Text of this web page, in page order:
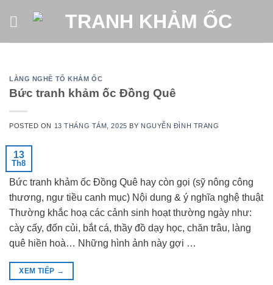
LÀNG NGHỀ TỔ KHẢM ỐC
Bức tranh khảm ốc Đồng Quê
POSTED ON 13 THÁNG TÁM, 2025 BY NGUYỄN ĐÌNH TRANG
13
Th8
Bức tranh khảm ốc Đồng Quê hay còn gọi (sỹ nông công
thương, ngư tiều canh mục) Nội dung & ý nghĩa nghệ thuật
Thường khắc hoạ các cảnh sinh hoạt thường ngày như:
cày cấy, đốn củi, bắt cá, thầy đồ dạy học, chăn trâu, làng
quê hiền hoà… Những hình ảnh này gợi …
XEM TIẾP →